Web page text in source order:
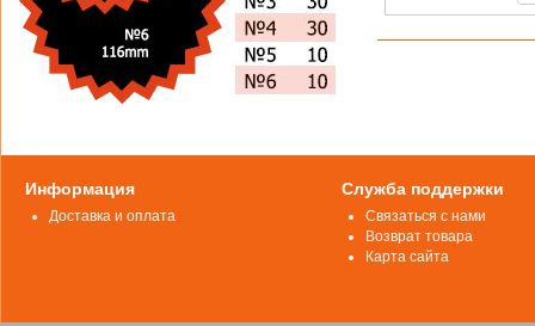
Информация
Доставка и оплата
Служба поддержки
Связаться с нами
Возврат товара
Карта сайта